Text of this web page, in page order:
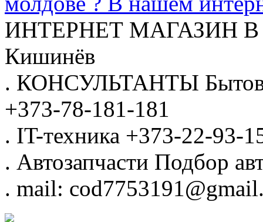
ИНТЕРНЕТ МАГАЗИН
Кишинёв
. КОНСУЛЬТАНТЫ
+373-78-181-181
. IT-техника +373-22-93-
. Автозапчасти Подбор
. mail: